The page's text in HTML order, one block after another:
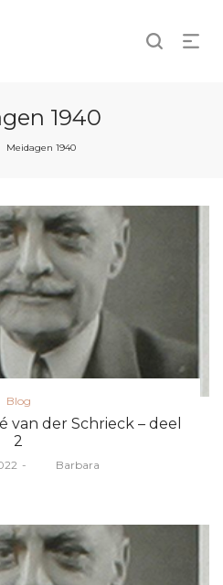
1940
Meidagen 1940
Posted
in
Blog
van der Schrieck – deel
2
Barbara